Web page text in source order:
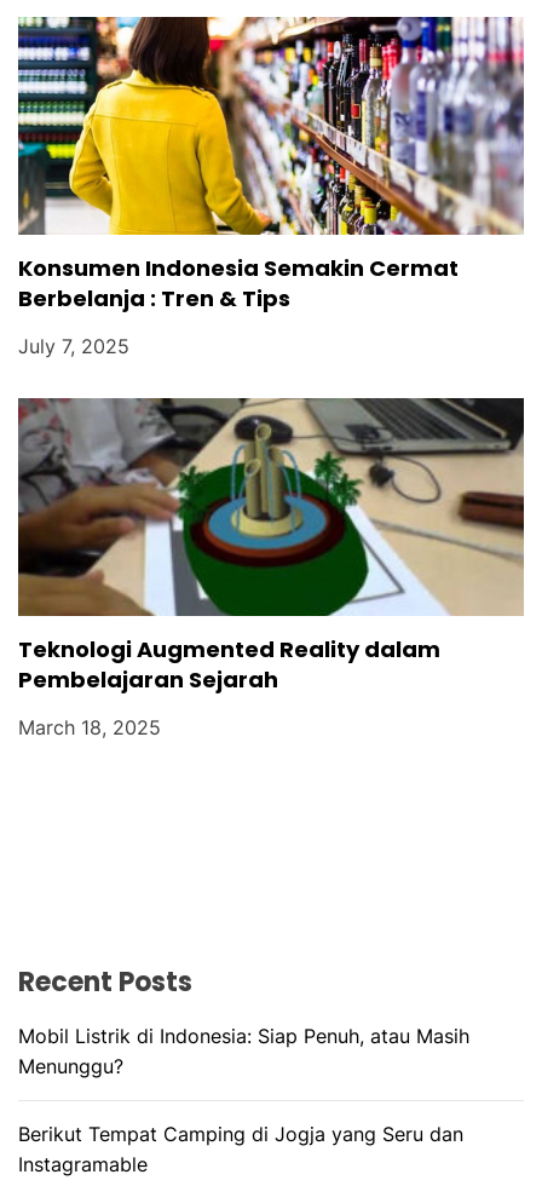
Konsumen Indonesia Semakin Cermat
Berbelanja : Tren & Tips
July 7, 2025
Teknologi Augmented Reality dalam
Pembelajaran Sejarah
March 18, 2025
Recent Posts
Mobil Listrik di Indonesia: Siap Penuh, atau Masih
Menunggu?
Berikut Tempat Camping di Jogja yang Seru dan
Instagramable